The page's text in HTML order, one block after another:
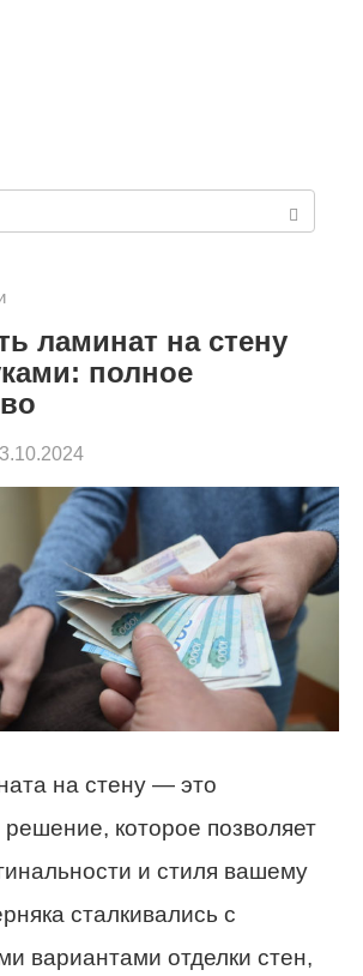
ламинат на стену
полное
на стену — это
которое позволяет
и стиля вашему
сталкивались с
вариантами отделки стен,